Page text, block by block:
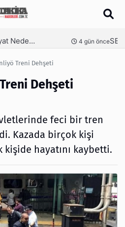
5 gün önce
Treni Dehşeti
Dehşeti
feci bir tren
Kazada birçok kişi
hayatını kaybetti.